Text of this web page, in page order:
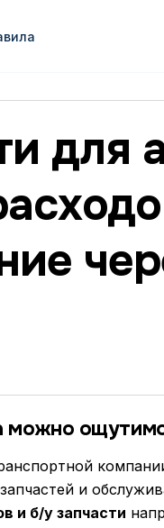
для
можно
и
и б/у запчасти